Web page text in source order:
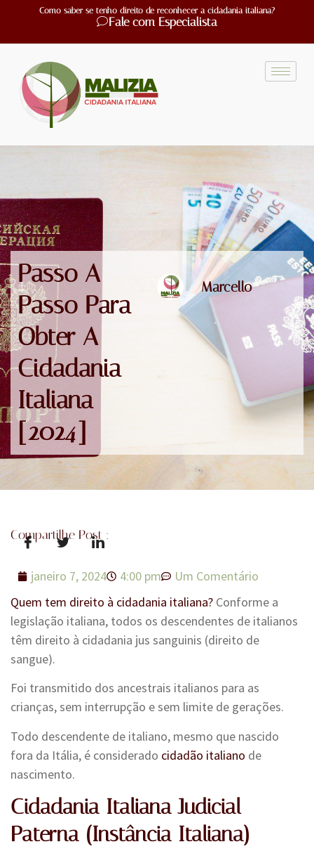
Como saber se tenho direito de reconhecer a cidadania italiana?
Fale com Especialista
Passo A
Passo Para
Obter A
Cidadania
Italiana
[2024]
Marcello
Compartilhe Post :
janeiro 7, 2024 4:00 pm
Um Comentário
Quem tem direito à cidadania italiana? Conforme a
legislação italiana, todos os descendentes de italianos
têm direito à cidadania jus sanguinis (direito de
sangue).
Foi transmitido dos ancestrais italianos para as
crianças, sem interrupção e sem limite de gerações.
Todo descendente de italiano, mesmo que nascido
fora da Itália, é considerado cidadão italiano de
nascimento.
Cidadania Italiana Judicial
Paterna (instância Italiana)